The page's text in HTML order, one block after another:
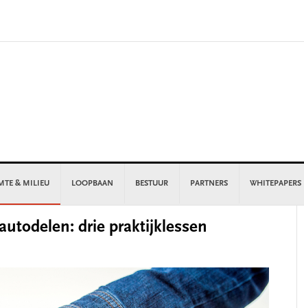
& MILIEU LOOPBAAN BESTUUR PARTNERS WHITEPAPERS
drie praktijklessen